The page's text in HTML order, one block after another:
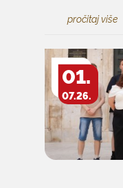
pročitaj više
01.
07.26.